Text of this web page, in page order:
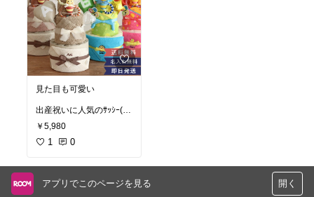
見た目も可愛い
出産祝いに人気のｻｯｼｰ(*
´｀)
￥5,980
1 0
アプリでこのページを見る 開く